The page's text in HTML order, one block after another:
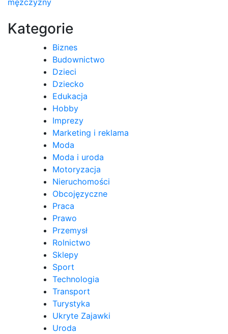
wpisu
Kategorie
Biznes
Budownictwo
Dzieci
Dziecko
Edukacja
Hobby
Imprezy
Marketing i reklama
Moda
Moda i uroda
Motoryzacja
Nieruchomości
Obcojęzyczne
Praca
Prawo
Przemysł
Rolnictwo
Sklepy
Sport
Technologia
Transport
Turystyka
Ukryte Zajawki
Uroda